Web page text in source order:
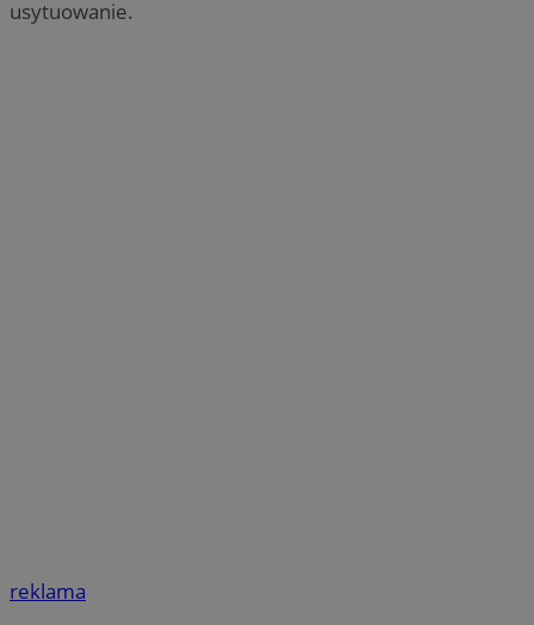
usytuowanie.
reklama